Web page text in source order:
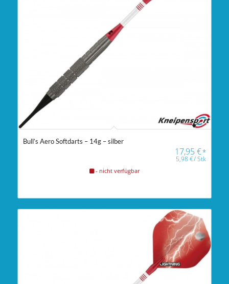
Bull’s Aero Softdarts – 14g – silber
17,95€*
5,98€/Stk
- nicht verfügbar